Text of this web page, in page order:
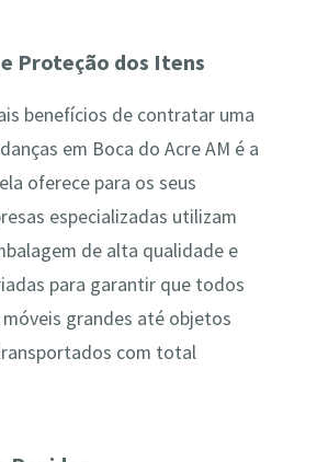
Proteção dos Itens
benefícios de contratar uma
em Boca do Acre AM é a
oferece para os seus
especializadas utilizam
de alta qualidade e
para garantir que todos
grandes até objetos
com total